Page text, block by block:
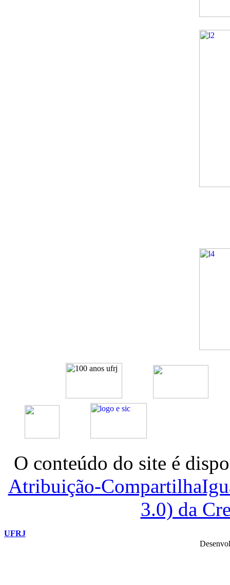
O conteúdo do site é
Atribuição-
3.0) da
UFRJ